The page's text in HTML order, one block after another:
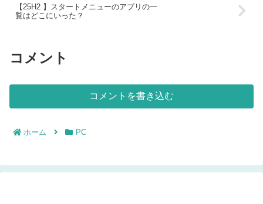
【25H2 】スタートメニューのアプリの一
覧はどこにいった？
コメント
コメントを書き込む
ホーム PC